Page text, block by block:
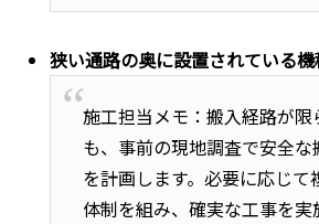
狭い通路の奥に設置されている
施工担当メモ：搬入経路が限
も、事前の現地調査で安全
を計画します。必要に応じて
体制を組み、確実な工事を実